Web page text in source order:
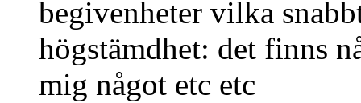
begivenheter vilka
högstämdhet: det finns
mig något etc etc